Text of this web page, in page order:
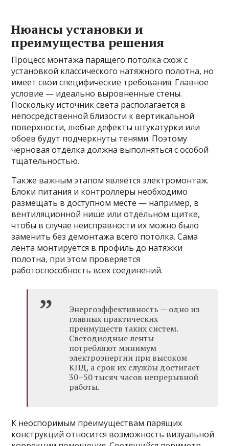
Нюансы установки и
преимущества решения
Процесс монтажа парящего потолка схож с
установкой классического натяжного полотна, но
имеет свои специфические требования. Главное
условие — идеально выровненные стены.
Поскольку источник света располагается в
непосредственной близости к вертикальной
поверхности, любые дефекты штукатурки или
обоев будут подчеркнуты тенями. Поэтому
черновая отделка должна выполняться с особой
тщательностью.
Также важным этапом является электромонтаж.
Блоки питания и контроллеры необходимо
размещать в доступном месте — например, в
вентиляционной нише или отдельном щитке,
чтобы в случае неисправности их можно было
заменить без демонтажа всего потолка. Сама
лента монтируется в профиль до натяжки
полотна, при этом проверяется
работоспособность всех соединений.
Энергоэффективность — одно из
главных практических
преимуществ таких систем.
Светодиодные ленты
потребляют минимум
электроэнергии при высоком
КПД, а срок их службы достигает
30–50 тысяч часов непрерывной
работы.
К неоспоримым преимуществам парящих
конструкций относится возможность визуальной